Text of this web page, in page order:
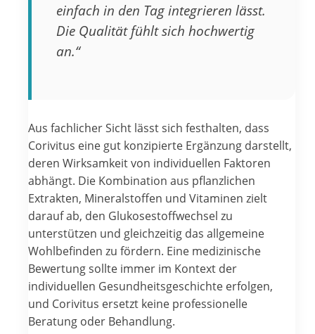
einfach in den Tag integrieren lässt.
Die Qualität fühlt sich hochwertig
an.“
Aus fachlicher Sicht lässt sich festhalten, dass
Corivitus eine gut konzipierte Ergänzung darstellt,
deren Wirksamkeit von individuellen Faktoren
abhängt. Die Kombination aus pflanzlichen
Extrakten, Mineralstoffen und Vitaminen zielt
darauf ab, den Glukosestoffwechsel zu
unterstützen und gleichzeitig das allgemeine
Wohlbefinden zu fördern. Eine medizinische
Bewertung sollte immer im Kontext der
individuellen Gesundheitsgeschichte erfolgen,
und Corivitus ersetzt keine professionelle
Beratung oder Behandlung.